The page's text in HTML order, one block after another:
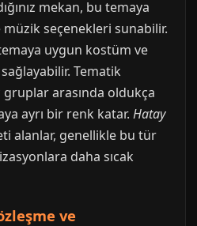
mekan, bu temaya
seçenekleri sunabilir.
uygun kostüm ve
Tematik
arasında oldukça
ayrı bir renk katar. Hatay
alanlar, genellikle bu tür
daha sıcak
ve